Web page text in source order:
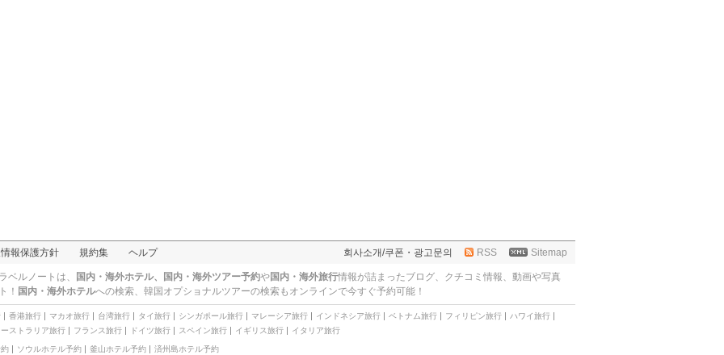
報保護方針 規約集 ヘルプ 회사소개/쿠폰・광고문의 RSS Sitemap
ベルノートは、 国内・海外ホテル、国内・海外ツアー予約や国内・海外旅行情報が詰まったブログ、クチコミ情報、動画や写真
！ 国内・海外ホテルへの検索、 韓国オプショナルツアーの検索もオンラインで今すぐ予約可能！
香港旅行 マカオ旅行 台湾旅行 タイ旅行 シンガポール旅行 マレーシア旅行 インドネシア旅行 ベトナム旅行 フィリピン旅行
ハワイ旅行
ーストラリア旅行 フランス旅行 ドイツ旅行 スペイン旅行 イギリス旅行 イタリア旅行
ソウルホテル予約 釜山ホテル予約 済州島ホテル予約